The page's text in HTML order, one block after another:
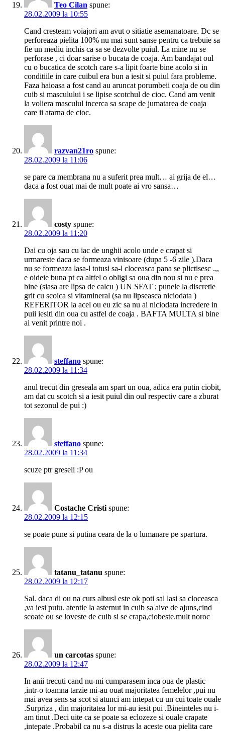
Teo Cilan spune:
28.02.2009 la 10:55
Cand cresteam voiajori am avut o sitiatie asemanatoare. Dc se
perforeaza pielita 100% nu mai sunt sanse pentru ca trebuie sa
fie un mediu inchis ca sa se dezvolte puiul. La mine nu se
perforase , ci doar sarise o bucata de coaja. Am bandajat oul
cu o bucatica de scotch care s-a lipit foarte bine acolo si in
conditiile in care cuibul era bun a iesit si puiul fara probleme.
Faza haioasa a fost cand au aruncat porumbeii coaja de ou din
cuib si masculului i se lipise scotchul de cioc. Cand am venit
la voliera masculul incerca sa scape de jumatarea de coaja
care ii atarna de cioc.
razvan21ro spune:
28.02.2009 la 11:06
se pare ca membrana nu a suferit prea mult… ai grija de el…
daca a fost ouat mai de mult poate ai vro sansa…
costy spune:
28.02.2009 la 11:20
Dai cu oja sau cu iac de unghii acolo unde e crapat si
urmareste daca se formeaza vinisoare (dupa 5 -6 zile ).Daca
nu se formeaza lasa-l totusi sa-l cloceasca pana se plictisesc .,,
e oideie buna pt ca altfel o obligi sa oua din nou si nu e prea
bine (siasa are lipsa de calcu ) UN SFAT ; punele la discretie
grit cu scoica si vitamineral (sa nu lipseasca niciodata )
REFERITOR la acel ou eu zic sa nu ai niciodata incredere in
puii iesiti din oua cu astfel de coaja . BAFTA MULTA si bine
ai venit printre noi .
steffano spune:
28.02.2009 la 11:34
anul trecut din greseala am spart un oua, adica era putin ciobit,
am dat cu scotch si a iesit puiul din oul respectiv care a zburat
tot sezonul de pui :)
steffano spune:
28.02.2009 la 11:34
scuze ptr greseli :P ou
Costache Cristi spune:
28.02.2009 la 12:15
se poate pune si putina ceara de la o lumanare pe spartura.
tatanu_tatanu spune:
28.02.2009 la 12:17
Sal. daca di ou na curs albusl este ok poti sal lasi sa cloceasca
,va iesi puiu. atentie la asternut in cuib sa aive de ajuns,cind
scoate ou se loveste de cuib si se crapa,ciobeste.mult noroc
un carcotas spune:
28.02.2009 la 12:47
In anii trecuti cand nu-mi cumparasem inca oua de plastic
,intr-o toamna tarzie mi-au ouat majoritatea femelelor ,pui nu
mai avea sens sa scot si atunci am intepat cu un cui toate ouale
.Surpriza , din majoritatea lor mi-au iesit pui .Bineinteles nu i-
am tinut .Deci uite ca se poate sa eclozeze si ouale crapate
,intepate .Probabil ca nu s-a distrus la aceste oua pielita care